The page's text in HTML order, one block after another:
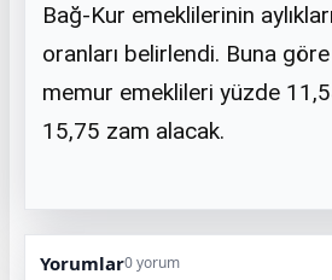
Bağ-Kur emeklilerinin
oranları belirlendi. Buna
memur emeklileri yüzde
15,75 zam alacak.
Yorumlar0 yorum